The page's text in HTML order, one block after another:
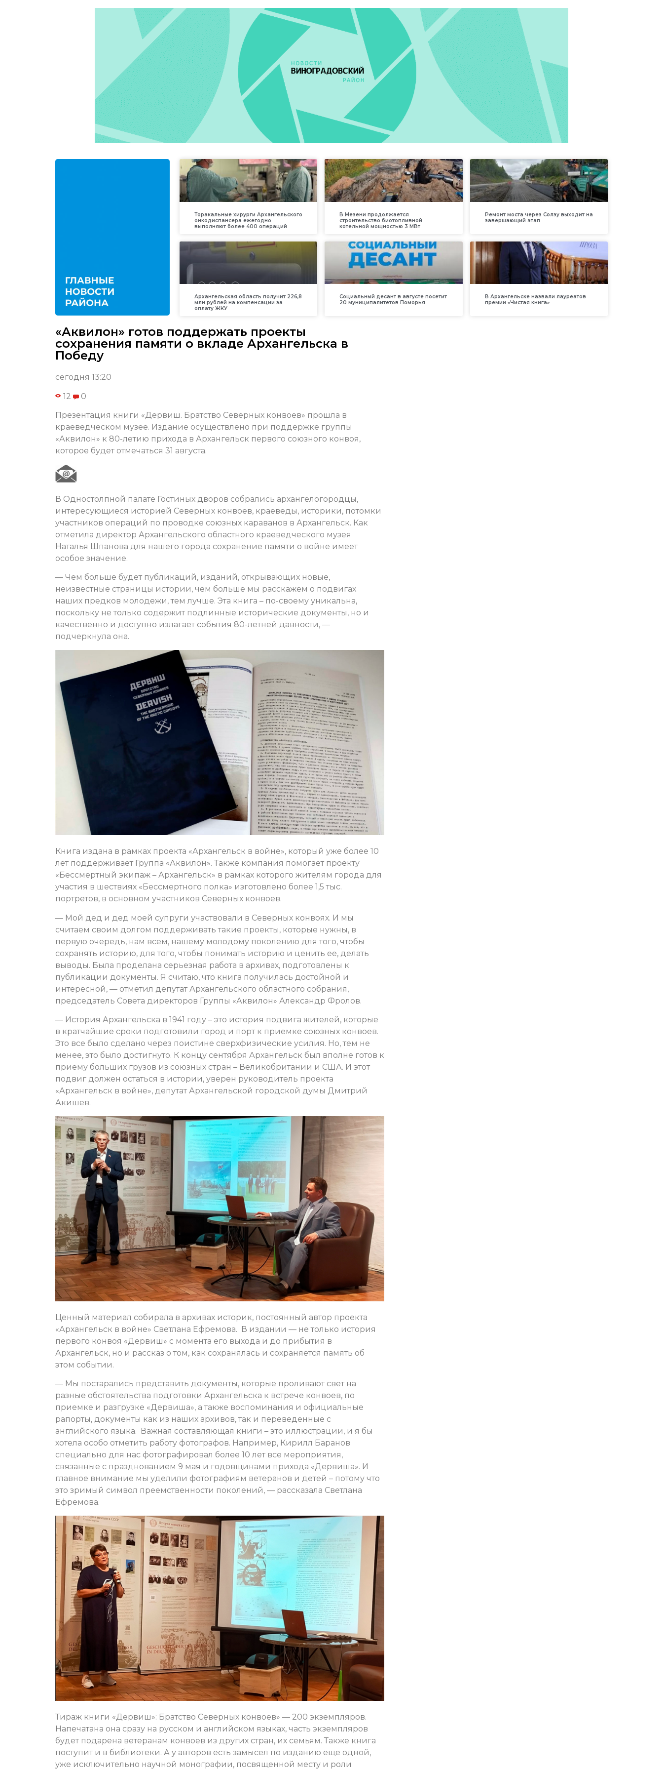
Торакальные хирурги Архангельского
онкодиспансера ежегодно
выполняют более 400 операций
В Мезени продолжается
строительство биотопливной
котельной мощностью 3 МВт
Ремонт моста через Солзу выходит на
завершающий этап
Архангельская область получит 226,8
млн рублей на компенсации за
оплату ЖКУ
Социальный десант в августе посетит
20 муниципалитетов Поморья
В Архангельске назвали лауреатов
премии «Чистая книга»
«Аквилон» готов поддержать проекты
сохранения памяти о вкладе Архангельска в
Победу
сегодня 13:20
12 0
Презентация книги «Дервиш. Братство Северных конвоев» прошла в
краеведческом музее. Издание осуществлено при поддержке группы
«Аквилон» к 80-летию прихода в Архангельск первого союзного конвоя,
которое будет отмечаться 31 августа.
В Одностолпной палате Гостиных дворов собрались архангелогородцы,
интересующиеся историей Северных конвоев, краеведы, историки, потомки
участников операций по проводке союзных караванов в Архангельск. Как
отметила директор Архангельского областного краеведческого музея
Наталья Шпанова для нашего города сохранение памяти о войне имеет
особое значение.
— Чем больше будет публикаций, изданий, открывающих новые,
неизвестные страницы истории, чем больше мы расскажем о подвигах
наших предков молодежи, тем лучше. Эта книга – по-своему уникальна,
поскольку не только содержит подлинные исторические документы, но и
качественно и доступно излагает события 80-летней давности, —
подчеркнула она.
Книга издана в рамках проекта «Архангельск в войне», который уже более 10
лет поддерживает Группа «Аквилон». Также компания помогает проекту
«Бессмертный экипаж – Архангельск» в рамках которого жителям города для
участия в шествиях «Бессмертного полка» изготовлено более 1,5 тыс.
портретов, в основном участников Северных конвоев.
— Мой дед и дед моей супруги участвовали в Северных конвоях. И мы
считаем своим долгом поддерживать такие проекты, которые нужны, в
первую очередь, нам всем, нашему молодому поколению для того, чтобы
сохранять историю, для того, чтобы понимать историю и ценить ее, делать
выводы. Была проделана серьезная работа в архивах, подготовлены к
публикации документы. Я считаю, что книга получилась достойной и
интересной, — отметил депутат Архангельского областного собрания,
председатель Совета директоров Группы «Аквилон» Александр Фролов.
— История Архангельска в 1941 году – это история подвига жителей, которые
в кратчайшие сроки подготовили город и порт к приемке союзных конвоев.
Это все было сделано через поистине сверхфизические усилия. Но, тем не
менее, это было достигнуто. К концу сентября Архангельск был вполне готов к
приему больших грузов из союзных стран – Великобритании и США. И этот
подвиг должен остаться в истории, уверен руководитель проекта
«Архангельск в войне», депутат Архангельской городской думы Дмитрий
Акишев.
Ценный материал собирала в архивах историк, постоянный автор проекта
«Архангельск в войне» Светлана Ефремова. В издании — не только история
первого конвоя «Дервиш» с момента его выхода и до прибытия в
Архангельск, но и рассказ о том, как сохранялась и сохраняется память об
этом событии.
— Мы постарались представить документы, которые проливают свет на
разные обстоятельства подготовки Архангельска к встрече конвоев, по
приемке и разгрузке «Дервиша», а также воспоминания и официальные
рапорты, документы как из наших архивов, так и переведенные с
английского языка. Важная составляющая книги – это иллюстрации, и я бы
хотела особо отметить работу фотографов. Например, Кирилл Баранов
специально для нас фотографировал более 10 лет все мероприятия,
связанные с празднованием 9 мая и годовщинами прихода «Дервиша». И
главное внимание мы уделили фотографиям ветеранов и детей – потому что
это зримый символ преемственности поколений, — рассказала Светлана
Ефремова.
Тираж книги «Дервиш»: Братство Северных конвоев» — 200 экземпляров.
Напечатана она сразу на русском и английском языках, часть экземпляров
будет подарена ветеранам конвоев из других стран, их семьям. Также книга
поступит и в библиотеки. А у авторов есть замысел по изданию еще одной,
уже исключительно научной монографии, посвященной месту и роли